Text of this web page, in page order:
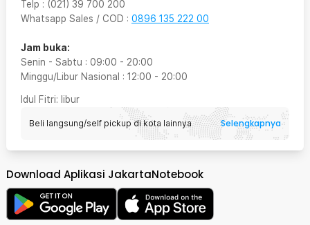
Telp : (021) 39 700 200
Whatsapp Sales / COD : 0896 135 222 00
Jam buka:
Senin - Sabtu : 09:00 - 20:00
Minggu/Libur Nasional : 12:00 - 20:00
Idul Fitri: libur
Beli langsung/self pickup di kota lainnya Selengkapnya
Download Aplikasi JakartaNotebook